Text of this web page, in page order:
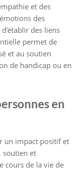
et des
des
des liens
permet de
et au soutien
de handicap ou en
en
un impact positif et
soutien et
cours de la vie de